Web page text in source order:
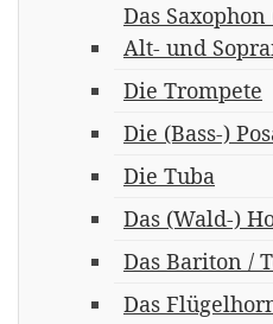
Das
Alt- und
Die Trompete
Die (Bass-)
Die Tuba
Das (Wald-)
Das Bariton /
Das